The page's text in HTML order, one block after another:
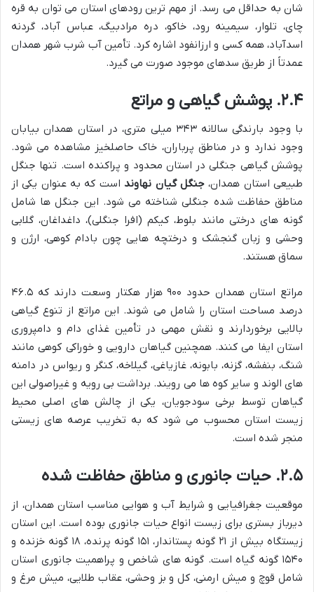
شان به حداقل می رسد. از مهم ترین رودهای استان می توان به قره
چای، تلوار، سیمینه رود، خاکو، دره مرادبیگ، عباس آباد، گردنه
اسدآباد، همه کسی و ارزانفود اشاره کرد. تأمین آب شرب شهر همدان
عمدتاً از طریق سدهای موجود صورت می گیرد.
۲.۴. پوشش گیاهی و مراتع
با وجود بارندگی سالانه ۳۴۳ میلی متری، در استان همدان بیابان
وجود ندارد و در مناطق پرباران، خاک حاصلخیز مشاهده می شود.
پوشش گیاهی جنگلی در استان محدود و پراکنده است. تنها جنگل
طبیعی استان همدان،جنگل گیان نهاونداست که به عنوان یکی از
مناطق حفاظت شده جنگلی شناخته می شود. این جنگل ها شامل
گونه های درختی مانند بلوط، کیکم (افرا جنگلی)، داغداغان، گلابی
وحشی و زبان گنجشک و درختچه هایی چون بادام کوهی، ارژن و
سماق هستند.
مراتع استان همدان حدود ۹۰۰ هزار هکتار وسعت دارند که ۴۶.۵
درصد مساحت استان را شامل می شوند. این مراتع از تنوع گیاهی
بالایی برخوردارند و نقش مهمی در تأمین غذای دام و دامپروری
استان ایفا می کنند. همچنین گیاهان دارویی و خوراکی کوهی مانند
شنگ، بنفشه، گزنه، بابونه، غازیاغی، گیلاخه، کنگر و ریواس در دامنه
های الوند و سایر کوه ها می رویند. برداشت بی رویه و غیراصولی این
گیاهان توسط برخی سودجویان، یکی از چالش های اصلی محیط
زیست استان محسوب می شود که به تخریب عرصه های زیستی
منجر شده است.
۲.۵. حیات جانوری و مناطق حفاظت شده
موقعیت جغرافیایی و شرایط آب و هوایی مناسب استان همدان، از
دیرباز بستری برای زیست انواع حیات جانوری بوده است. این استان
زیستگاه بیش از ۲۱ گونه پستاندار، ۱۵۱ گونه پرنده، ۱۸ گونه خزنده و
۱۵۴۰ گونه گیاه است. گونه های شاخص و پراهمیت جانوری استان
شامل قوچ و میش ارمنی، کل و بز وحشی، عقاب طلایی، میش مرغ و